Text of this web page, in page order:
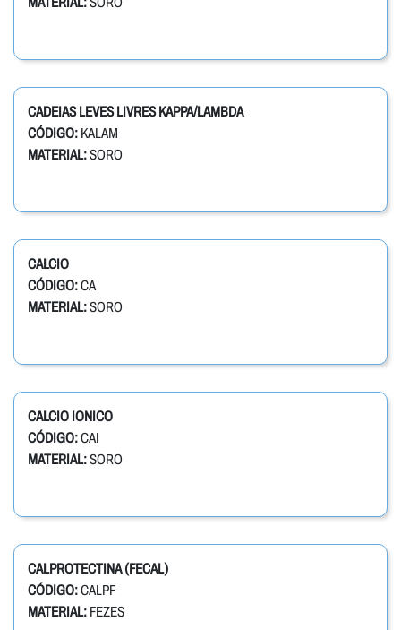
CADEIAS LEVES LIVRES KAPPA/LAMBDA
CÓDIGO: KALAM
MATERIAL:SORO
CALCIO
CÓDIGO:CA
MATERIAL:SORO
CALCIO IONICO
CÓDIGO:CAI
MATERIAL:SORO
CALPROTECTINA (FECAL)
CÓDIGO:CALPF
MATERIAL: FEZES